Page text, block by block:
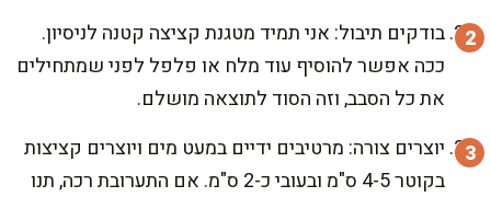
בודקים תיבול: אני תמיד מטגנת קציצה קטנה לניסיון.
ככה אפשר להוסיף עוד מלח או פלפל לפני שמתחילים
את כל הסבב, וזה הסוד לתוצאה מושלם.
יוצרים צורה: מרטיבים ידיים במעט מים ויוצרים קציצות
בקוטר 4-5 ס"מ ובעובי כ-2 ס"מ. אם התערובת רכה, תנו